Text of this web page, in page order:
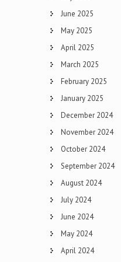
June 2025
May 2025
April 2025
March 2025
February 2025
January 2025
December 2024
November 2024
October 2024
September 2024
August 2024
July 2024
June 2024
May 2024
April 2024